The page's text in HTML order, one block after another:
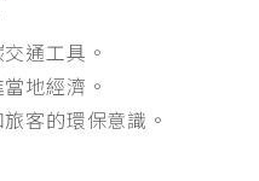
通工具。
地經濟。
客的環保意識。